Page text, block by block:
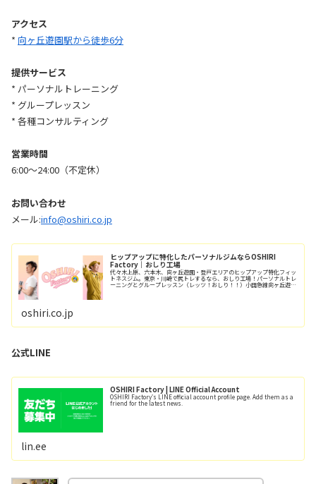
アクセス
* 向ヶ丘遊園駅から徒歩6分
提供サービス
* パーソナルトレーニング
* グループレッスン
* 各種コンサルティング
営業時間
6:00〜24:00（不定休）
お問い合わせ
メール:info@oshiri.co.jp
ヒップアップに特化したパーソナルジムならOSHIRI
Factory｜おしり工場
代々木上原、六本木、向ヶ丘遊園・登戸エリアのヒップアップ特化フィッ
トネスジム。東京・川崎で尻トレするなら、おしり工場！パーソナルトレ
ーニングとグループレッスン（レッツ！おしり！！）小田急線向ヶ丘遊園
oshiri.co.jp
公式LINE
OSHIRI Factory | LINE Official Account
OSHIRI Factory's LINE official account profile page. Add them as a
friend for the latest news.
lin.ee